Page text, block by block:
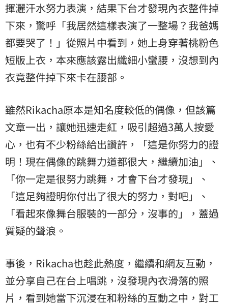
揮灑汗水努力表演，結果下台才發現內衣整件掉
下來，驚呼「我居然這樣表演了一整場？我爸媽
都要哭了！」從照片中看到，她上身穿著桃粉色
短版上衣，本來應該露出纖細小蠻腰，沒想到內
衣竟整件掉下來卡在腰部。
雖然Rikacha原本是知名度較低的偶像，但該篇
文章一出，讓她迅速走紅，吸引超過3萬人按愛
心，也有不少粉絲給出讚許，「這是你努力的證
明！現在偶像的跳舞力道都很大，繼續加油」、
「你一定是很努力跳舞，才會下台才發現」、
「這足夠證明你付出了很大的努力，對吧」、
「看起來像舞台服裝的一部分，沒事的」，蓋過
質疑的聲浪。
事後，Rikacha也趁此熱度，繼續和網友互動，
並分享自己在台上唱跳，沒發現內衣滑落的照
片，看到她當下沉浸在和粉絲的互動之中，對工